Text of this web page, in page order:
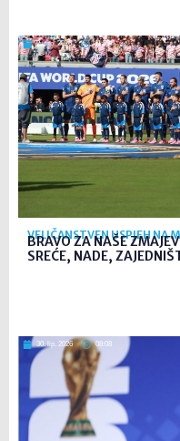
2. srp. 2026 11:59
VELIČANSTVEN USPJEH NA
BRAVO ZA NAŠE
SREĆE, NADE,
30. lip. 2026 08:08